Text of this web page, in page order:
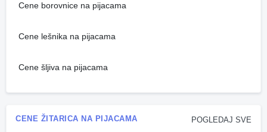
Cene borovnice na pijacama
Cene lešnika na pijacama
Cene šljiva na pijacama
POGLEDAJ SVE
CENE ŽITARICA NA PIJACAMA